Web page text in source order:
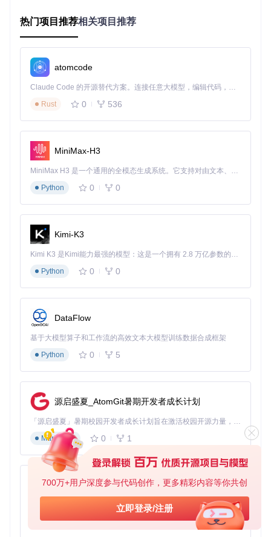
700万+用户深度参与代码创作，更多精彩内容等你共创
立即登录/注册
cd
常见问题解决方案
CUDA版本冲突：确保CUDA版本≥11.3，可通过nvidia-s
mi命令验证
数据格式错误：检查CSV文件编码为UTF-8，时间戳格式统
一为"YYYY/MM/DD HH:MM"
件哈希值
# 加载预训练模型
tokenizer = KronosTokenizer.from_pretrained(
Kronos已在多个实际业务场景中验证了其价值，以下是两个典
型应用案例：
趋势。
A股多因子策略增强
震荡行情中表现尤为突出。
价值验证：Kronos预测性能深度解析
如何客观评估Kronos的预测能力？以下从预测精度和回测效果
两个维度进行验证：
价格预测精度
Kronos在A股、港股等中文市场数据上表现出优异的预测精
度，收盘价预测MAE（平均绝对误差）低至0.87%，成交量预
测RMSE（均方根误差）比传统模型降低32%。
热门项目推荐相关项目推荐
atomcode
Claude Code 的开源替代方案。连接任意大模型，编辑代码，运行命令，自动验证 — 全自动执行。用 Rust 构建，极致性能。 ｜ An open-source alternative to Claude Code. Connect any LLM, edit code, run commands, and verify changes — autonomously. Built in Rust for speed. Get Started
Rust
0 536
MiniMax-H3
MiniMax H3 是一个通用的全模态生成系统。它支持对由文本、图像、视频和音频组成的多模态上下文进行统一理解，并能生成分辨率高达 2K、时长可达 15 秒的带原生立体声音频的视频。得益于面向任务泛化的系统设计，H3 在预训练阶段就已具备广泛的多模态上下文理解与生成能力，能够出色地执行复杂的多模态指令。
Python
0 0
Kimi-K3
Kimi K3 是Kimi能力最强的模型：这是一个拥有 2.8 万亿参数的混合专家（MoE）模型，具备原生视觉理解能力，并支持 100 万 token 的上下文窗口。
Python
0 0
DataFlow
基于大模型算子和工作流的高效文本大模型训练数据合成框架
Python
0 5
源启盛夏_AtomGit暑期开发者成长计划
「源启盛夏」暑期校园开发者成长计划旨在激活校园开源力量，通过积分激励、认证扶持、资源倾斜等形式，引导高校组织和开发者完成「入驻 — 建项目 — 做贡献 — 获认证 — 得资源」的完整闭环。无论你是想带领社团入驻平台的组织者，还是希望用代码贡献证明自己的开发者，都能在这里找到属于你的成长路径。
Markdown
0 1
py-xiaozhi
基于Python的Xiaozhi AI，适用于想要完整Xiaozhi体验而无需拥有专用硬件的用户。
Python
0 1